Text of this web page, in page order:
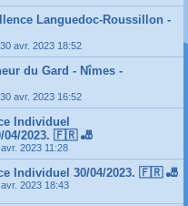
Languedoc-Roussillon -
avr. 2023 18:52
du Gard - Nîmes -
avr. 2023 16:52
Individuel
04/2023. 🇫🇷 🎳
2023 11:28
Individuel 30/04/2023. 🇫🇷 🎳
2023 18:43